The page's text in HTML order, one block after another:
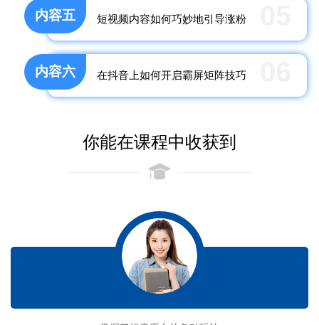
内容五 短视频内容如何巧妙地引导涨粉
内容六 在抖音上如何开启霸屏矩阵技巧
你能在课程中收获到
收获一